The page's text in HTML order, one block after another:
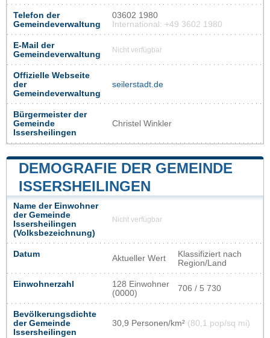
Telefon der
Gemeindeverwaltung
03602 1980
International: +49 3602 1980
E-Mail der
Gemeindeverwaltung
Nicht verfügbar
Offizielle Webseite
der
Gemeindeverwaltung
seilerstadt.de
Bürgermeister der
Gemeinde
Issersheilingen
Christel Winkler
DEMOGRAFIE DER GEMEINDE
ISSERSHEILINGEN
Name der Einwohner
der Gemeinde
Issersheilingen
(Volksbezeichnung)
Nicht verfügbar
Datum Aktueller Wert
Klassifiziert nach
Region/Land
Einwohnerzahl
128 Einwohner
(0000)
706 / 5 730
Bevölkerungsdichte
der Gemeinde
Issersheilingen
30,9 Personen/km² (80,1 pop/sq mi)